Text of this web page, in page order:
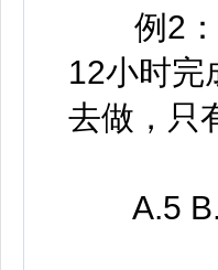
例2：
12小时完
去做，只
A.5